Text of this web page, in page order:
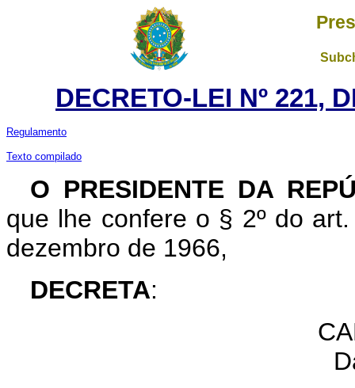
DECRETO-LEI Nº 221,
Regulamento
Texto compilado
O PRESIDENTE DA
que lhe confere o § 2º do
dezembro de 1966,
DECRETA: